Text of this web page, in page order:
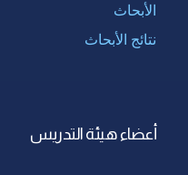
الأبحاث
نتائج الأبحاث
أعضاء هيئة التدريس